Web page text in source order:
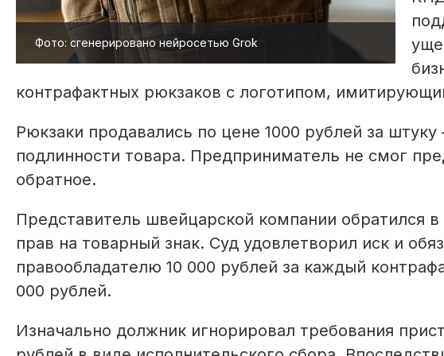
Фото: сгенерировано нейросетью Grok
контрафактных рюкзаков с логотипом,
Рюкзаки продавались по цене 1000 рублей за
подлинности товара. Предприниматель не смог
обратное.
Представитель швейцарской компании обратился
прав на товарный знак. Суд удовлетворил иск и
правообладателю 10 000 рублей за каждый
000 рублей.
Изначально должник игнорировал требования